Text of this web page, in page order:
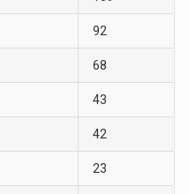
92
68
43
42
23